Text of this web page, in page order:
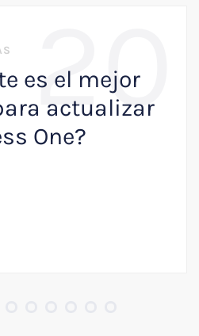
20
es el mejor
actualizar
One?